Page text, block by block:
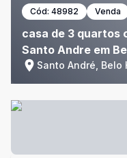
Cód: 48982 Venda
casa de 3 quartos
Santo Andre em
Santo André, Belo